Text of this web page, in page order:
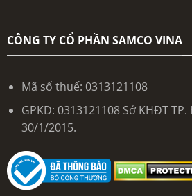
CÔNG TY CỔ PHẦN SAMCO VINA
Mã số thuế: 0313121108
GPKD: 0313121108 Sở KHĐT
30/1/2015.